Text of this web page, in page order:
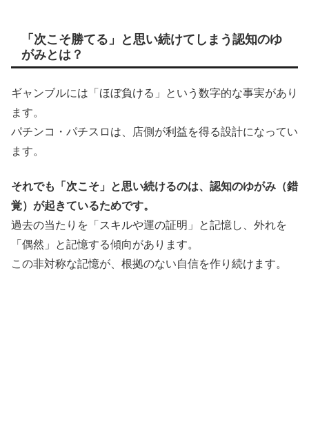
「次こそ勝てる」と思い続けてしまう認知のゆ
がみとは？
ギャンブルには「ほぼ負ける」という数字的な事実があり
ます。
パチンコ・パチスロは、店側が利益を得る設計になってい
ます。
それでも「次こそ」と思い続けるのは、認知のゆがみ（錯
覚）が起きているためです。
過去の当たりを「スキルや運の証明」と記憶し、外れを
「偶然」と記憶する傾向があります。
この非対称な記憶が、根拠のない自信を作り続けます。